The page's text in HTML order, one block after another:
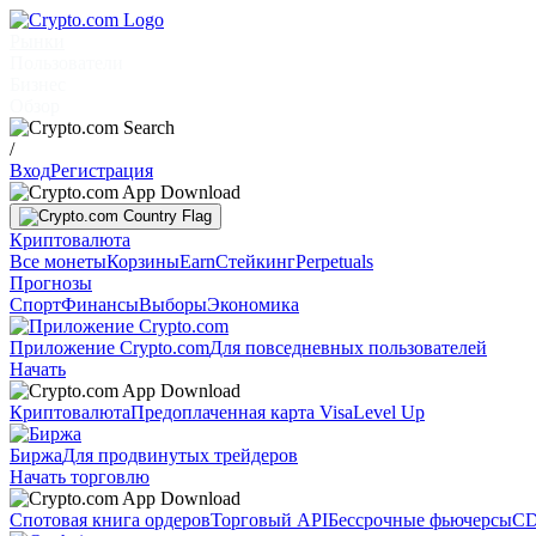
/
ВходРегистрация
Криптовалюта
Все монетыКорзиныEarnСтейкингPerpetuals
Прогнозы
СпортФинансыВыборыЭкономика
Приложение Crypto.comДля повседневных пользователей
Начать
КриптовалютаПредоплаченная карта VisaLevel Up
БиржаДля продвинутых трейдеров
Начать торговлю
Спотовая книга ордеровТорговый APIБессрочные фьючерсы